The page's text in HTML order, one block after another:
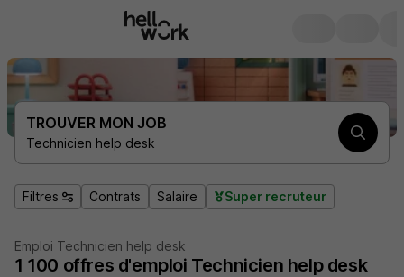
TROUVER MON JOB
Technicien help desk
Filtres Contrats Salaire Super recruteur
Emploi Technicien help desk
1 100 offres d'emploi Technicien help desk